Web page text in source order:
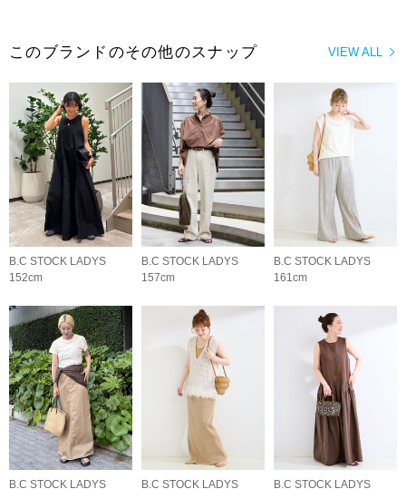
VIEW ALL
このブランドのその他のスナップ
B.C STOCK LADYS
152cm
B.C STOCK LADYS
157cm
B.C STOCK LADYS
161cm
B.C STOCK LADYS
B.C STOCK LADYS
B.C STOCK LADYS